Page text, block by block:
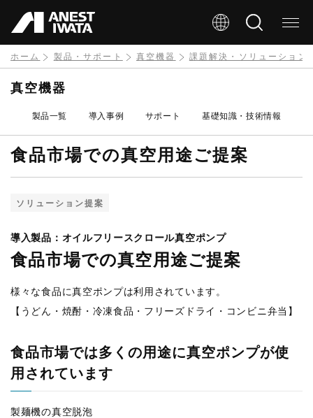
イ
ン
動
ホーム 製品・サポート 真空機器 課題解決・ソリューション
食品市場での真空用途ご提案
ソリューション提案
導入製品：オイルフリースクロール真空ポンプ
食品市場での真空用途ご提案
様々な食品に真空ポンプは利用されています。
【うどん・焼酎・冷凍食品・フリーズドライ・コンビニ弁当】
食品市場では多くの用途に真空ポンプが使
用されています
製麺機の真空脱泡
真空機器
製品一覧 導入事例 サポート 基礎知識・技術情報